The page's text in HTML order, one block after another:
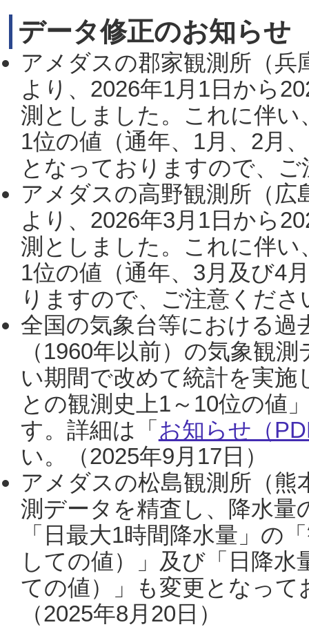
データ修正のお知らせ
アメダスの郡家観測所（
より、2026年1月1日から
測としました。これに伴い
1位の値（通年、1月、2月
となっておりますので、
アメダスの高野観測所（
より、2026年3月1日から
測としました。これに伴い
1位の値（通年、3月及び4
りますので、ご注意くだ
全国の気象台等における過
（1960年以前）の気象観
い期間で改めて統計を実
との観測史上1～10位の値
す。詳細は「 お知らせ（
い。（2025年9月17日）
アメダスの松島観測所（熊
測データを精査し、降水
「日最大1時間降水量」の
しての値）」及び「日降
ての値）」も変更となっ
（2025年8月20日）